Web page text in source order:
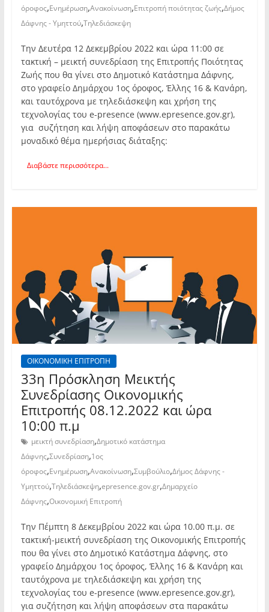
όροφος,Ενημέρωση,Ανακοίνωση,Επιτροπή ποιότητας ζωής,Δήμος
Δάφνης - Υμηττού,Τηλεδιάσκεψη
Την Δευτέρα 12 Δεκεμβρίου 2022 και ώρα 11:00 σε
τακτική – μεικτή συνεδρίαση της Επιτροπής Ποιότητας
Ζωής που θα γίνει στο Δημοτικό Κατάστημα Δάφνης,
στο γραφείο Δημάρχου 1ος όροφος, Έλλης 16 & Κανάρη,
και ταυτόχρονα με τηλεδιάσκεψη και χρήση της
τεχνολογίας του e-presence (www.epresence.gov.gr),
για συζήτηση και λήψη αποφάσεων στο παρακάτω
μοναδικό θέμα ημερήσιας διάταξης:
Διαβάστε περισσότερα...
ΟΙΚΟΝΟΜΙΚΗ ΕΠΙΤΡΟΠΗ
33η Πρόσκληση Μεικτής
Συνεδρίασης Οικονομικής
Επιτροπής 08.12.2022 και ώρα
10:00 π.μ
μεικτή συνεδρίαση,Δημοτικό κατάστημα
Δάφνης,Συνεδρίαση,1ος
όροφος,Ενημέρωση,Ανακοίνωση,Συμβούλιο,Δήμος Δάφνης -
Υμηττού,Τηλεδιάσκεψη,epresence.gov.gr,Δημαρχείο
Δάφνης,Οικονομική Επιτροπή
Την Πέμπτη 8 Δεκεμβρίου 2022 και ώρα 10.00 π.μ. σε
τακτική-μεικτή συνεδρίαση της Οικονομικής Επιτροπής
που θα γίνει στο Δημοτικό Κατάστημα Δάφνης, στο
γραφείο Δημάρχου 1ος όροφος, Έλλης 16 & Κανάρη και
ταυτόχρονα με τηλεδιάσκεψη και χρήση της
τεχνολογίας του e-presence (www.epresence.gov.gr),
για συζήτηση και λήψη αποφάσεων στα παρακάτω